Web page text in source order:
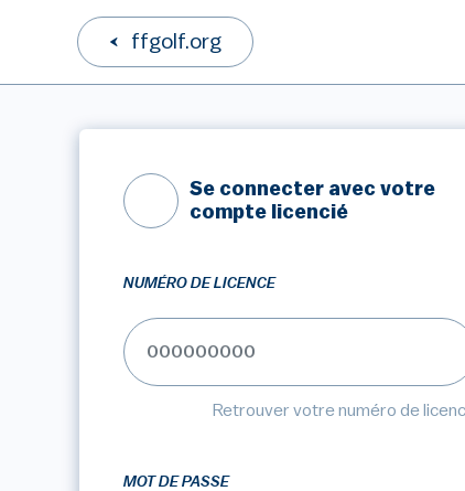
ffgolf.org
Se connecter avec votre
compte licencié
NUMÉRO DE LICENCE
Retrouver votre numéro de
MOT DE PASSE